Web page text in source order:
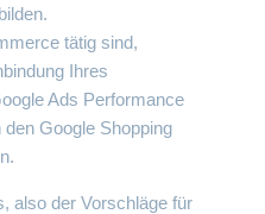
tätig sind,
Ihres
Ads Performance
den Google Shopping
also der Vorschläge für